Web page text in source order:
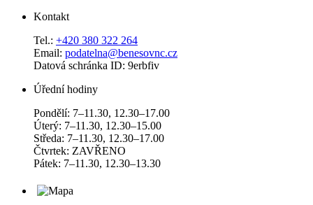
Kontakt
Tel.: +420 380 322 264
Email: podatelna@benesovnc.cz
Datová schránka ID: 9erbfiv
Úřední hodiny
Pondělí: 7–11.30, 12.30–17.00
Úterý: 7–11.30, 12.30–15.00
Středa: 7–11.30, 12.30–17.00
Čtvrtek: ZAVŘENO
Pátek: 7–11.30, 12.30–13.30